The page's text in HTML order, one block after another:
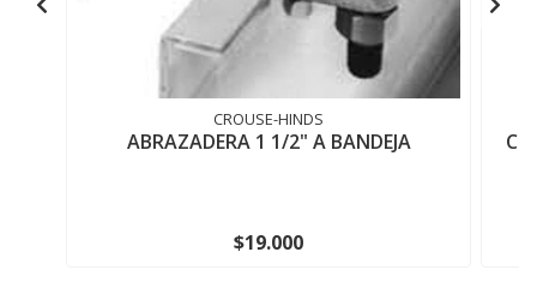
CROUSE-HINDS
ABRAZADERA 1 1/2" A BANDEJA
$19.000